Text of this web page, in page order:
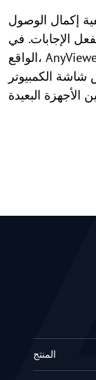
إكمال الوصول
الإجابات. في
الواقع، AnyViewer هو برنامج مجاني يتجاوز الوصول البعيد
الكمبيوتر
المنتج